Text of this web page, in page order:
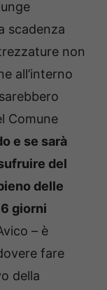
scadenza
non
all’interno
Comune
e se sarà
del
delle
giorni
– è
fare
della